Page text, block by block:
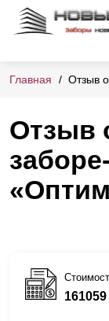
Главная Отзыв
Отзыв